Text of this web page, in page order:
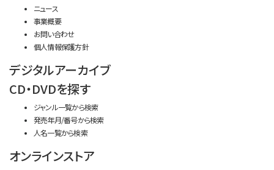
ニュース
事業概要
お問い合わせ
個人情報保護方針
デジタルアーカイブ
CD・DVDを探す
ジャンル一覧から検索
発売年月/番号から検索
人名一覧から検索
オンラインストア